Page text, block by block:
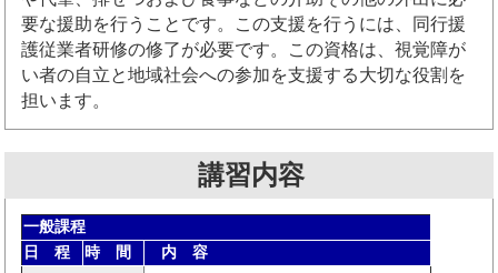
要な援助を行うことです。この支援を行うには、同行援
護従業者研修の修了が必要です。この資格は、視覚障が
い者の自立と地域社会への参加を支援する大切な役割を
担います。
講習内容
一般課程
日 程
時 間 内 容